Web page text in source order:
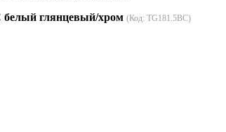
белый глянцевый/хром (Код: TG181.5BC)